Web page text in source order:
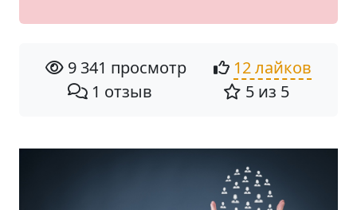
9 341 просмотр
12 лайков
1 отзыв
5 из 5